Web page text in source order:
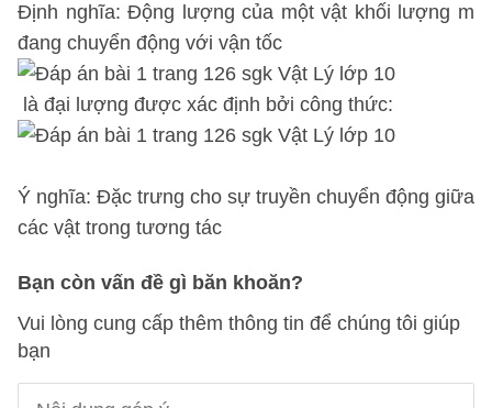
Định nghĩa: Động lượng của một vật khối lượng m
đang chuyển động với vận tốc
là đại lượng được xác định bởi công thức:
Ý nghĩa: Đặc trưng cho sự truyền chuyển động giữa
các vật trong tương tác
Bạn còn vấn đề gì băn khoăn?
Vui lòng cung cấp thêm thông tin để chúng tôi giúp
bạn